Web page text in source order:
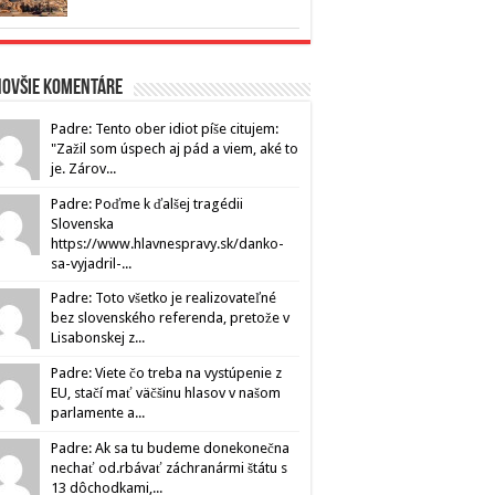
komentáre
Padre: Tento ober idiot píše citujem:
"Zažil som úspech aj pád a viem, aké to
je. Zárov...
Padre: Poďme k ďalšej tragédii
Slovenska
https://www.hlavnespravy.sk/danko-
sa-vyjadril-...
Padre: Toto všetko je realizovateľné
bez slovenského referenda, pretože v
Lisabonskej z...
Padre: Viete čo treba na vystúpenie z
EU, stačí mať väčšinu hlasov v našom
parlamente a...
Padre: Ak sa tu budeme donekonečna
nechať od.rbávať záchranármi štátu s
13 dôchodkami,...